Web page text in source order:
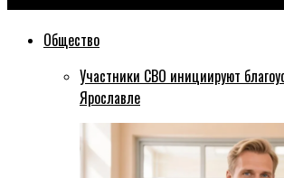
Общество
Участники СВО инициируют
Ярославле